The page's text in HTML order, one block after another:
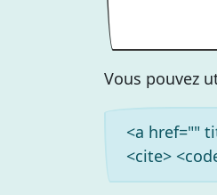
Vous pouvez
<a href=""
<cite>